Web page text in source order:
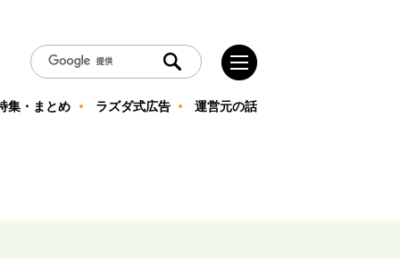
集・まとめ ラズダ式広告 運営元の話